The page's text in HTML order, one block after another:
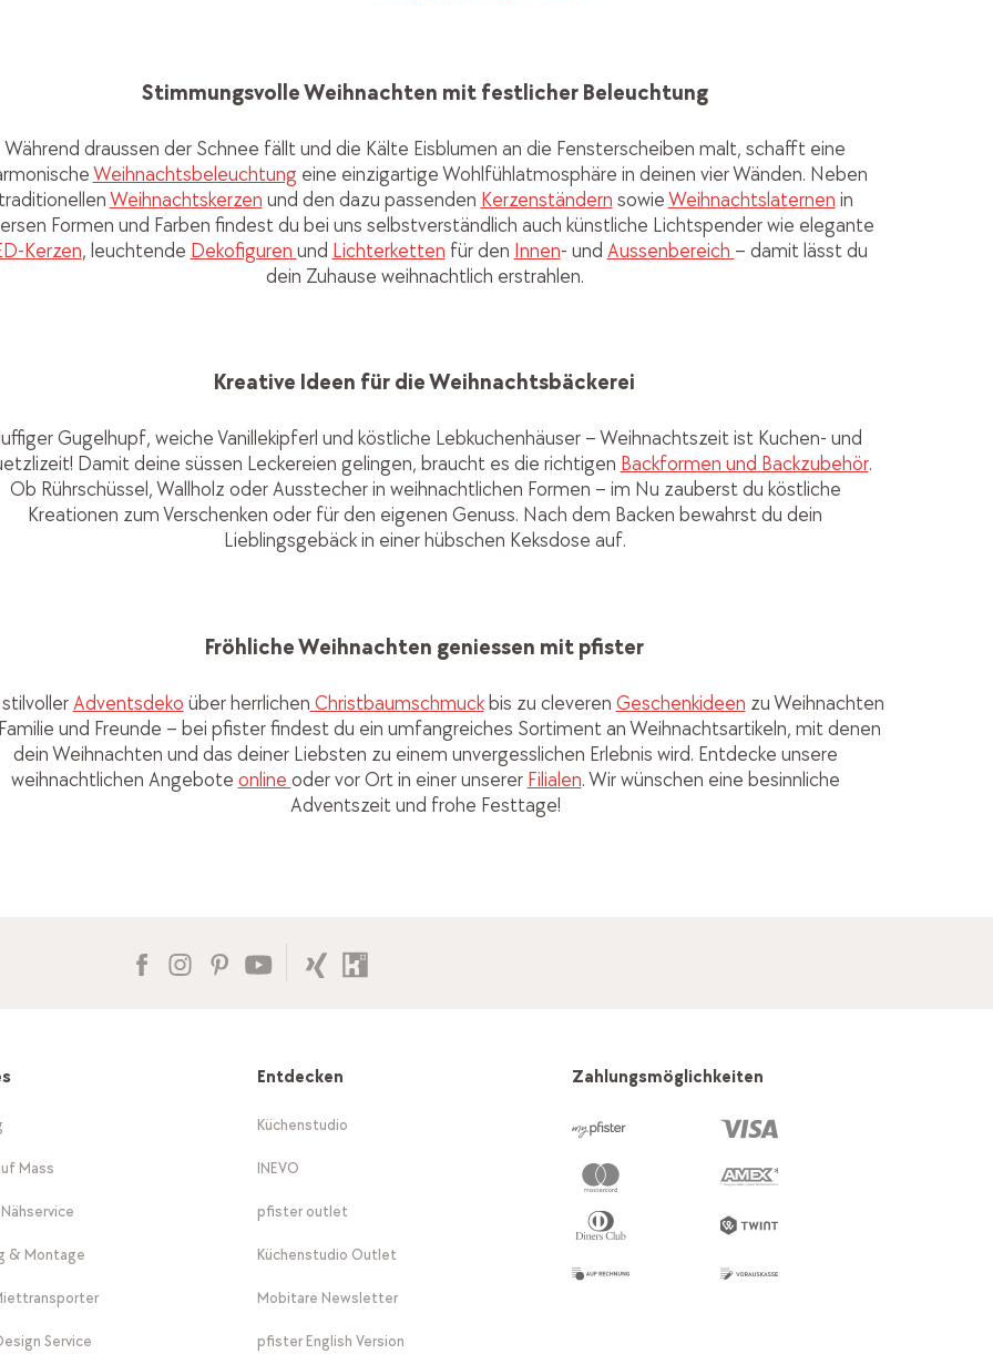
Stimmungsvolle Weihnachten mit festlicher Beleuchtung
Während draussen der Schnee fällt und die Kälte Eisblumen an die Fensterscheiben malt, schafft eine
Weihnachtsbeleuchtung eine einzigartige Wohlfühlatmosphäre in deinen vier Wänden. Neben
traditionellenWeihnachtskerzen und den dazu passenden Kerzenständern sowieWeihnachtslaternen in
Formen und Farben findest du bei uns selbstverständlich auch künstliche Lichtspender wie elegante
Kerzen, leuchtende Dekofiguren und Lichterketten für den Innen- und Aussenbereich – damit lässt du
dein Zuhause weihnachtlich erstrahlen.
Kreative Ideen für die Weihnachtsbäckerei
Gugelhupf, weiche Vanillekipferl und köstliche Lebkuchenhäuser – Weihnachtszeit ist Kuchen- und
Damit deine süssen Leckereien gelingen, braucht es die richtigen Backformen und Backzubehör.
Ob Rührschüssel, Wallholz oder Ausstecher in weihnachtlichen Formen – im Nu zauberst du köstliche
Kreationen zum Verschenken oder für den eigenen Genuss. Nach dem Backen bewahrst du dein
Lieblingsgebäck in einer hübschen Keksdose auf.
Fröhliche Weihnachten geniessen mit pfister
Adventsdeko über herrlichen Christbaumschmuckbis zu cleveren Geschenkideen zu Weihnachten
und Freunde – bei pfister findest du ein umfangreiches Sortiment an Weihnachtsartikeln, mit denen
dein Weihnachten und das deiner Liebsten zu einem unvergesslichen Erlebnis wird. Entdecke unsere
weihnachtlichen Angebote online oder vor Ort in einer unserer Filialen. Wir wünschen eine besinnliche
Adventszeit und frohe Festtage!
Mass
& Montage
Service
Entdecken
Küchenstudio
INEVO
pfister outlet
Küchenstudio Outlet
Mobitare Newsletter
pfister English Version
Zahlungsmöglichkeiten